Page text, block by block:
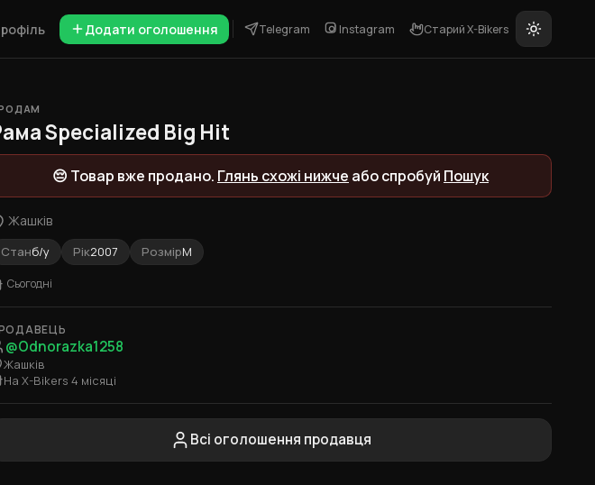
Додати оголошення Telegram Instagram Старий X-Bikers
Specialized Big Hit
😔 Товар вже продано. Глянь схожі нижче або спробуй Пошук
Жашків
Станб/у Рік2007 РозмірM
Сьогодні
@Odnorazka1258
Жашків
На X-Bikers 4 місяці
Всі оголошення продавця